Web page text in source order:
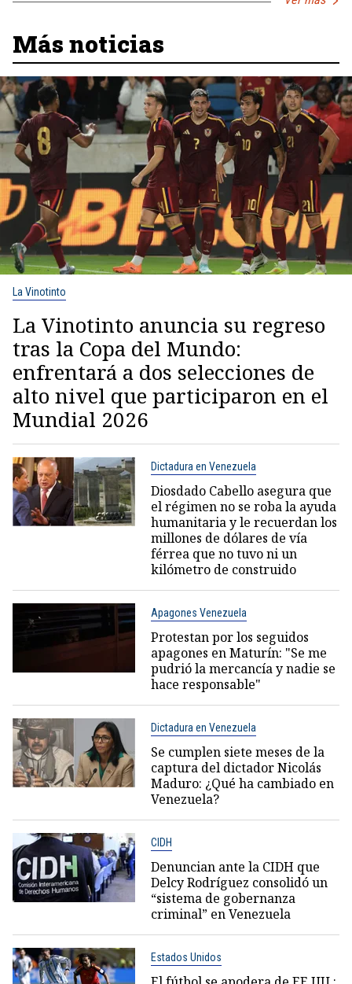
Más noticias
La Vinotinto
La Vinotinto anuncia su regreso
tras la Copa del Mundo:
enfrentará a dos selecciones de
alto nivel que participaron en el
Mundial 2026
Dictadura en Venezuela
Diosdado Cabello asegura que
el régimen no se roba la ayuda
humanitaria y le recuerdan los
millones de dólares de vía
férrea que no tuvo ni un
kilómetro de construido
Apagones Venezuela
Protestan por los seguidos
apagones en Maturín: "Se me
pudrió la mercancía y nadie se
hace responsable"
Dictadura en Venezuela
Se cumplen siete meses de la
captura del dictador Nicolás
Maduro: ¿Qué ha cambiado en
Venezuela?
CIDH
Denuncian ante la CIDH que
Delcy Rodríguez consolidó un
“sistema de gobernanza
criminal” en Venezuela
Estados Unidos